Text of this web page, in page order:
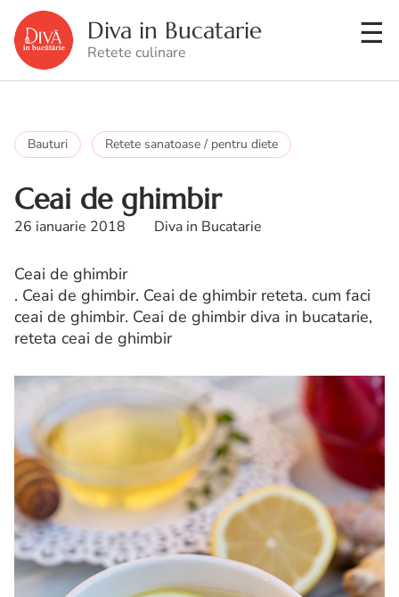
Diva in Bucatarie
Retete culinare
Bauturi Retete sanatoase / pentru diete
Ceai de ghimbir
26 ianuarie 2018 Diva in Bucatarie
Ceai de ghimbir
. Ceai de ghimbir. Ceai de ghimbir reteta. cum faci
ceai de ghimbir. Ceai de ghimbir diva in bucatarie,
reteta ceai de ghimbir